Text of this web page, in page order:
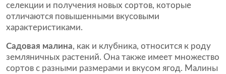
селекции и получения новых сортов, которые
отличаются повышенными вкусовыми
характеристиками.
Садовая малина, как и клубника, относится к роду
земляничных растений. Она также имеет множество
сортов с разными размерами и вкусом ягод. Малины